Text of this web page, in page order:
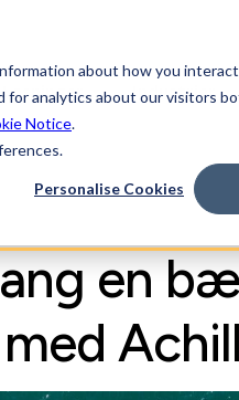
about how you
analytics about our visitors
Notice.
Personalise Cookies
Løsninger Industrier
en